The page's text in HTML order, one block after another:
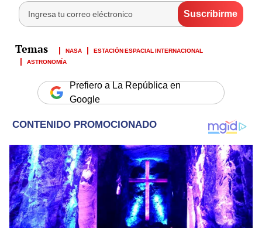
NASA
ESTACIÓN ESPACIAL INTERNACIONAL
ASTRONOMÍA
Prefiero a La República en
Google